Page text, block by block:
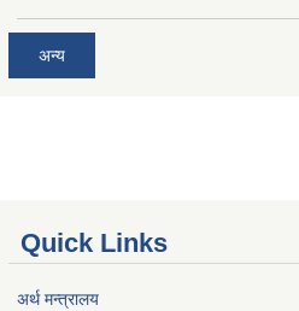
अन्य
Quick Links
अर्थ मन्त्रालय